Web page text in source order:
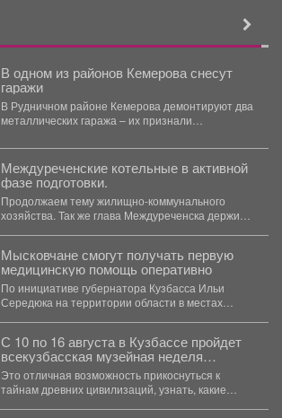
В одном из районов Кемерова снесут
гаражи
В Рудничном районе Кемерова демонтируют два
металлических гаража – их признали
Междуреченские котельные в активной
фазе подготовки.
Продолжаем тему жилищно-коммунального
хозяйства. Так же глава Междуреченска держит
Мысковчане смогут получать первую
медицинскую помощь оперативно
По инициативе губернатора Кузбасса Ильи
Середюка на территории области в местах
С 10 по 16 августа в Кузбассе пройдет
всекузбасская музейная неделя
археологии и палеонтологии.
Это отличная возможность прикоснуться к
тайнам древних цивилизаций, узнать, какие